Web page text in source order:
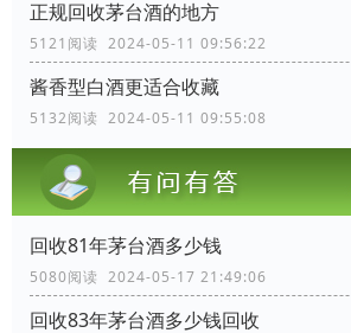
正规回收茅台酒的地方
5121阅读 2024-05-11 09:56:22
酱香型白酒更适合收藏
5132阅读 2024-05-11 09:55:08
回收81年茅台酒多少钱
5080阅读 2024-05-17 21:49:06
回收83年茅台酒多少钱回收